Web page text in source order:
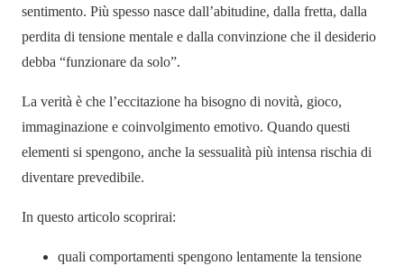
sentimento. Più spesso nasce dall’abitudine, dalla fretta, dalla
perdita di tensione mentale e dalla convinzione che il desiderio
debba “funzionare da solo”.
La verità è che l’eccitazione ha bisogno di novità, gioco,
immaginazione e coinvolgimento emotivo. Quando questi
elementi si spengono, anche la sessualità più intensa rischia di
diventare prevedibile.
In questo articolo scoprirai:
quali comportamenti spengono lentamente la tensione